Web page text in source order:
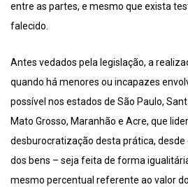
entre as partes, e mesmo que exista
falecido.
Antes vedados pela legislação, a
quando há menores ou incapazes
possível nos estados de São Paulo,
Mato Grosso, Maranhão e Acre, que
desburocratização desta prática, desde
dos bens – seja feita de forma
mesmo percentual referente ao valor